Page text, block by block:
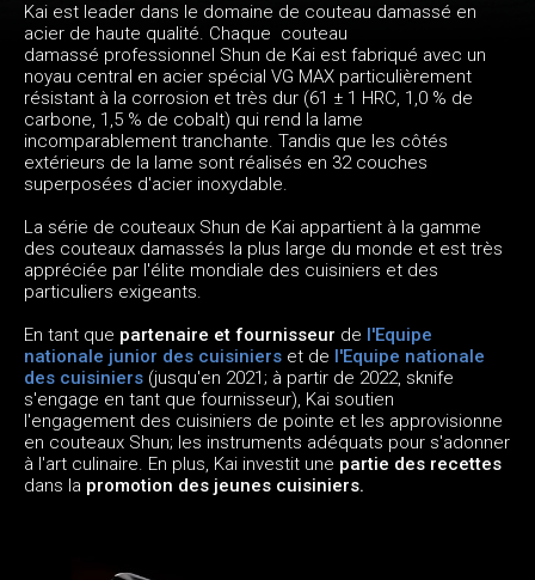
Kai est leader dans le domaine de couteau damassé en
acier de haute qualité. Chaque couteau
damassé professionnel Shun de Kai est fabriqué avec un
noyau central en acier spécial VG MAX particulièrement
résistant à la corrosion et très dur (61 ± 1 HRC, 1,0 % de
carbone, 1,5 % de cobalt) qui rend la lame
incomparablement tranchante. Tandis que les côtés
extérieurs de la lame sont réalisés en 32 couches
superposées d'acier inoxydable.
La série de couteaux Shun de Kai appartient à la gamme
des couteaux damassés la plus large du monde et est très
appréciée par l'élite mondiale des cuisiniers et des
particuliers exigeants.
En tant que partenaire et fournisseur de l'Equipe
nationale junior des cuisiniers et de l'Equipe nationale
des cuisiniers (jusqu'en 2021; à partir de 2022, sknife
s'engage en tant que fournisseur), Kai soutien
l'engagement des cuisiniers de pointe et les approvisionne
en couteaux Shun; les instruments adéquats pour s'adonner
à l'art culinaire. En plus, Kai investit une partie des recettes
dans la promotion des jeunes cuisiniers.